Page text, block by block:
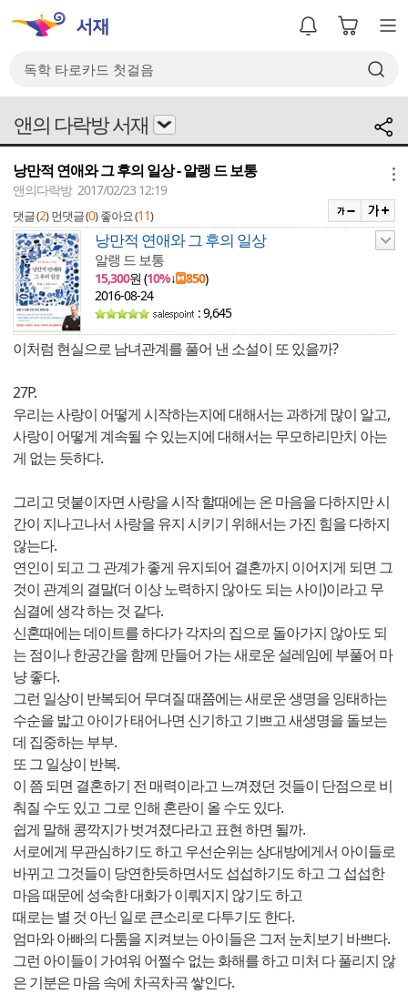
앤의 다락방 서재
낭만적 연애와 그 후의 일상 - 알랭 드 보통
앤의다락방 2017/02/23 12:19
댓글 (2) 먼댓글 (0) 좋아요 (11)
낭만적 연애와 그 후의 일상
알랭 드 보통
15,300원 (10%↓ 850)
2016-08-24
: 9,645
이처럼 현실으로 남녀관계를 풀어 낸 소설이 또 있을까?
27P.
우리는 사랑이 어떻게 시작하는지에 대해서는 과하게 많이 알고,
사랑이 어떻게 계속될 수 있는지에 대해서는 무모하리만치 아는
게 없는 듯하다.
그리고 덧붙이자면 사랑을 시작 할때에는 온 마음을 다하지만 시
간이 지나고나서 사랑을 유지 시키기 위해서는 가진 힘을 다하지
않는다.
연인이 되고 그 관계가 좋게 유지되어 결혼까지 이어지게 되면 그
것이 관계의 결말(더 이상 노력하지 않아도 되는 사이)이라고 무
심결에 생각 하는 것 같다.
신혼때에는 데이트를 하다가 각자의 집으로 돌아가지 않아도 되
는 점이나 한공간을 함께 만들어 가는 새로운 설레임에 부풀어 마
냥 좋다.
그런 일상이 반복되어 무뎌질 때쯤에는 새로운 생명을 잉태하는
수순을 밟고 아이가 태어나면 신기하고 기쁘고 새생명을 돌보는
데 집중하는 부부.
또 그 일상이 반복.
이 쯤 되면 결혼하기 전 매력이라고 느껴졌던 것들이 단점으로 비
춰질 수도 있고 그로 인해 혼란이 올 수도 있다.
쉽게 말해 콩깍지가 벗겨졌다라고 표현 하면 될까.
서로에게 무관심하기도 하고 우선순위는 상대방에게서 아이들로
바뀌고 그것들이 당연한듯하면서도 섭섭하기도 하고 그 섭섭한
마음 때문에 성숙한 대화가 이뤄지지 않기도 하고
때로는 별 것 아닌 일로 큰소리로 다투기도 한다.
엄마와 아빠의 다툼을 지켜보는 아이들은 그저 눈치보기 바쁘다.
그런 아이들이 가여워 어쩔수 없는 화해를 하고 미처 다 풀리지 않
은 기분은 마음 속에 차곡차곡 쌓인다.